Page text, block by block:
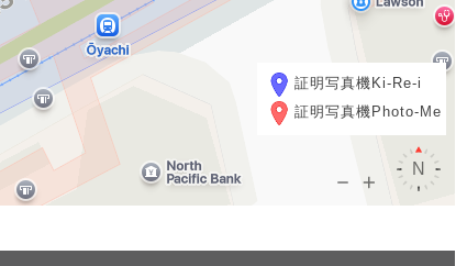
証明写真機Ki-Re-i
証明写真機Photo-Me